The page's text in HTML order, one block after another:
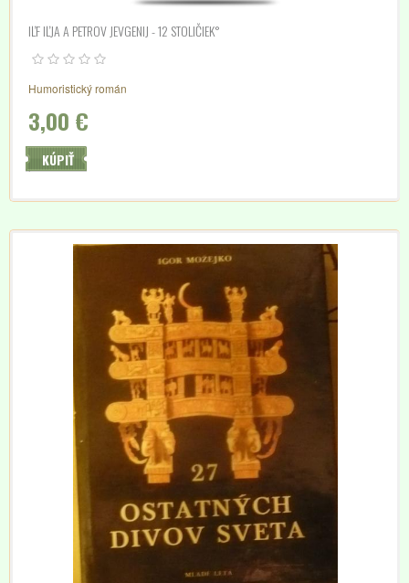
IĽF IĽJA A PETROV JEVGENIJ - 12 STOLIČIEK°
Humoristický román
3,00 €
KÚPIŤ